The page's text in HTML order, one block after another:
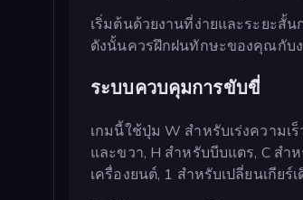
เริ่มต้นด้วยงานที่ง่ายและระยะสั้
ดังนั้นควรฝึกฝนทักษะของคุณกับง
ระบบควบคุมการขับขี่
เกมนี้ใช้ปุ่ม W สำหรับเร่งความเ
และขวา, H สำหรับบีบแตร, C ส
เครื่องยนต์, 1 สำหรับเปลี่ยนเกีย